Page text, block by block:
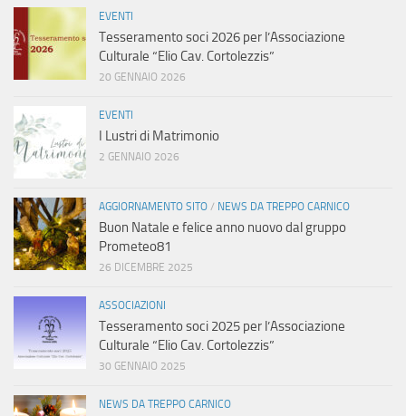
EVENTI
Tesseramento soci 2026 per l’Associazione
Culturale “Elio Cav. Cortolezzis”
20 GENNAIO 2026
EVENTI
I Lustri di Matrimonio
2 GENNAIO 2026
AGGIORNAMENTO SITO / NEWS DA TREPPO CARNICO
Buon Natale e felice anno nuovo dal gruppo
Prometeo81
26 DICEMBRE 2025
ASSOCIAZIONI
Tesseramento soci 2025 per l’Associazione
Culturale “Elio Cav. Cortolezzis”
30 GENNAIO 2025
NEWS DA TREPPO CARNICO